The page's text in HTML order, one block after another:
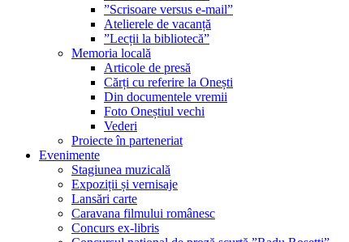
”Scrisoare versus e-mail”
Atelierele de vacanță
”Lecții la bibliotecă”
Memoria locală
Articole de presă
Cărți cu referire la Onești
Din documentele vremii
Foto Oneștiul vechi
Vederi
Proiecte în parteneriat
Evenimente
Stagiunea muzicală
Expoziții și vernisaje
Lansări carte
Caravana filmului românesc
Concurs ex-libris